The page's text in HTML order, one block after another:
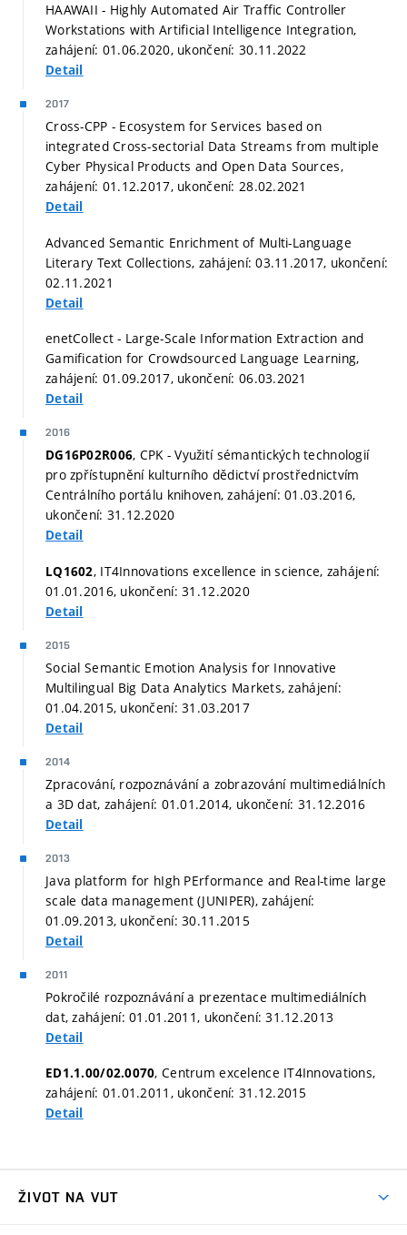
HAAWAII - Highly Automated Air Traffic Controller
Workstations with Artificial Intelligence Integration,
zahájení: 01.06.2020, ukončení: 30.11.2022
Detail
2017
Cross-CPP - Ecosystem for Services based on
integrated Cross-sectorial Data Streams from multiple
Cyber Physical Products and Open Data Sources,
zahájení: 01.12.2017, ukončení: 28.02.2021
Detail
Advanced Semantic Enrichment of Multi-Language
Literary Text Collections, zahájení: 03.11.2017, ukončení:
02.11.2021
Detail
enetCollect - Large-Scale Information Extraction and
Gamification for Crowdsourced Language Learning,
zahájení: 01.09.2017, ukončení: 06.03.2021
Detail
2016
DG16P02R006, CPK - Využití sémantických technologií
pro zpřístupnění kulturního dědictví prostřednictvím
Centrálního portálu knihoven, zahájení: 01.03.2016,
ukončení: 31.12.2020
Detail
LQ1602, IT4Innovations excellence in science, zahájení:
01.01.2016, ukončení: 31.12.2020
Detail
2015
Social Semantic Emotion Analysis for Innovative
Multilingual Big Data Analytics Markets, zahájení:
01.04.2015, ukončení: 31.03.2017
Detail
2014
Zpracování, rozpoznávání a zobrazování multimediálních
a 3D dat, zahájení: 01.01.2014, ukončení: 31.12.2016
Detail
2013
Java platform for hIgh PErformance and Real-time large
scale data management (JUNIPER), zahájení:
01.09.2013, ukončení: 30.11.2015
Detail
2011
Pokročilé rozpoznávání a prezentace multimediálních
dat, zahájení: 01.01.2011, ukončení: 31.12.2013
Detail
ED1.1.00/02.0070, Centrum excelence IT4Innovations,
zahájení: 01.01.2011, ukončení: 31.12.2015
Detail
ŽIVOT NA VUT